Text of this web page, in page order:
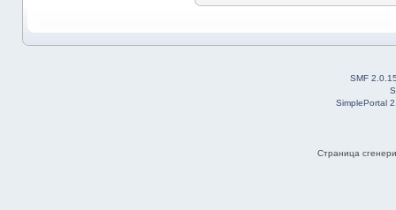
SMF
SimplePortal
Страница